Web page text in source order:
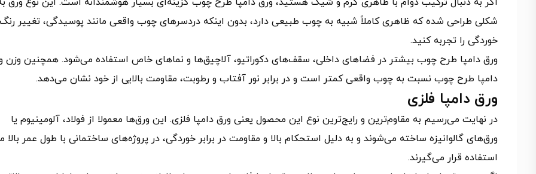
شکلی طراحی شده که ظاهری کاملاً شبیه به چوب طبیعی دارد، بدون اینکه دردسرهای چوب واقعی مانند پوسیدگی، تغییر
خوردگی را تجربه کنید.
ورق دامپا طرح چوب بیشتر در فضاهای داخلی، سقف‌های دکوراتیو، آلاچیق‌ها و نماهای خاص استفاده می‌شود. همچنین وزن
دامپا طرح چوب نسبت به چوب واقعی کمتر است و در برابر نور آفتاب و رطوبت، مقاومت بالایی از خود نشان می‌دهد.
ورق دامپا فلزی
در نهایت می‌رسیم به مقاوم‌ترین و رایج‌ترین نوع این محصول یعنی ورق دامپا فلزی. این ورق‌ها معمولا از فولاد، آلومینیوم یا
ورق‌های گالوانیزه ساخته می‌شوند و به دلیل استحکام بالا و مقاومت در برابر خوردگی، در پروژه‌های ساختمانی با طول عمر بالا
استفاده قرار می‌گیرند.